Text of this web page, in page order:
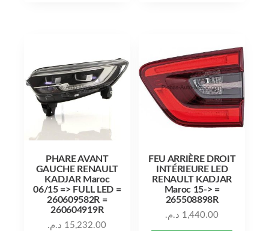
PHARE AVANT
GAUCHE RENAULT
KADJAR Maroc
06/15 => FULL LED =
260609582R =
260604919R
15,232.00 د.م.
FEU ARRIÈRE DROIT
INTÉRIEURE LED
RENAULT KADJAR
Maroc 15-> =
265508898R
1,440.00 د.م.